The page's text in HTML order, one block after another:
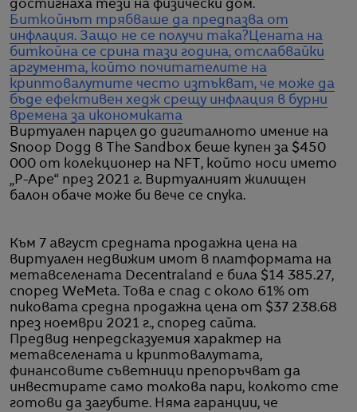
достигнаха тези на физически дом.
Биткойнът трябваше да предпазва от
инфлация. Защо не се получи така? Цената на
биткойна се срина тази година, отслабвайки
аргумента, който почитателите на
криптовалутите често изтъкват, че може да
бъде ефективен хедж срещу инфлация в бурни
времена за икономиката
Виртуален парцел до дигиталното имение на
Snoop Dogg в The Sandbox беше купен за $450
000 от колекционер на NFT, който носи името
„P-Ape“ през 2021 г. Виртуалният жилищен
балон обаче може би вече се спука.
Към 7 август средната продажна цена на
виртуален недвижим имот в платформата на
метавселената Decentraland е била $14 385.27,
според WeMeta. Това е спад с около 61% от
пиковата средна продажна цена от $37 238.68
през ноември 2021 г., според сайта.
Предвид непредсказуемия характер на
метавселената и криптовалутата,
финансовите съветници препоръчват да
инвестирате само толкова пари, колкото сте
готови да загубите. Няма гаранции, че